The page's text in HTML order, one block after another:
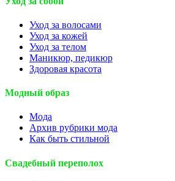
Уход за волосами
Уход за кожей
Уход за телом
Маникюр, педикюр
Здоровая красота
Модный образ
Мода
Архив рубрики мода
Как быть стильной
Свадебный переполох